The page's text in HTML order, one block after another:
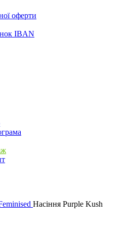
оферти
IBAN
Насіння Purple Kush